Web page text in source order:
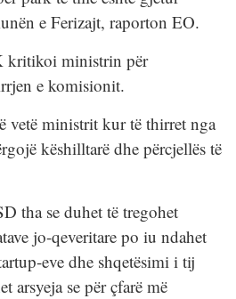
e Ferizajt, raporton EO.
kritikoi ministrin për
e komisionit.
vetë ministrit kur të thirret nga
këshilltarë dhe përcjellës të
tha se duhet të tregohet
jo-qeveritare po iu ndahet
eve dhe shqetësimi i tij
arsyeja se për çfarë më